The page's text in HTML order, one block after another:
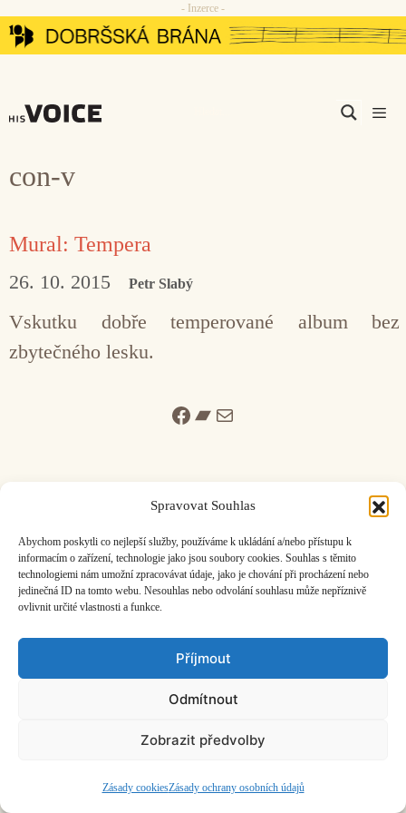
Spravovat Souhlas
Abychom poskytli co nejlepší služby, používáme k ukládání a/nebo přístupu k
informacím o zařízení, technologie jako jsou soubory cookies. Souhlas s těmito
technologiemi nám umožní zpracovávat údaje, jako je chování při procházení nebo
jedinečná ID na tomto webu. Nesouhlas nebo odvolání souhlasu může nepříznivě
ovlivnit určité vlastnosti a funkce.
Příjmout
Odmítnout
Zobrazit předvolby
Zásady cookiesZásady ochrany osobních údajů
Přeskočit
na
- Inzerce -
con-v
Mural: Tempera
26. 10. 2015 Petr Slabý
Vskutku dobře temperované album bez
zbytečného lesku.
Facebook
Bandcamp
Mail
ČASOPIS O JINÉ HUDBĚ | vydáváHudební informační středisko
založeno 2001 | Kontaktujte nás:info@hisvoice.cz
©2026 HISvoice – design a adminAtelier Dokument